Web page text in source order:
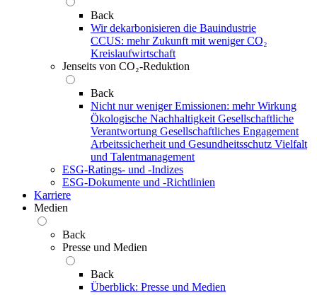
Back
Wir dekarbonisieren die Bauindustrie
CCUS: mehr Zukunft mit weniger CO₂
Kreislaufwirtschaft
Jenseits von CO₂-Reduktion
Back
Nicht nur weniger Emissionen: mehr Wirkung
Ökologische Nachhaltigkeit Gesellschaftliche
Verantwortung Gesellschaftliches Engagement
Arbeitssicherheit und Gesundheitsschutz Vielfalt
und Talentmanagement
ESG-Ratings- und ‑Indizes
ESG-Dokumente und ‑Richtlinien
Karriere
Medien
Back
Presse und Medien
Back
Überblick: Presse und Medien